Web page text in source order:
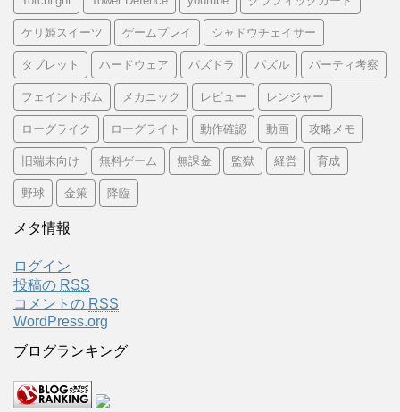
ケリ姫スイーツ ゲームプレイ シャドウチェイサー
タブレット ハードウェア パズドラ パズル パーティ考察
フェイントボム メカニック レビュー レンジャー
ローグライク ローグライト 動作確認 動画 攻略メモ
旧端末向け 無料ゲーム 無課金 監獄 経営 育成
野球 金策 降臨
メタ情報
ログイン
投稿の RSS
コメントの RSS
WordPress.org
ブログランキング